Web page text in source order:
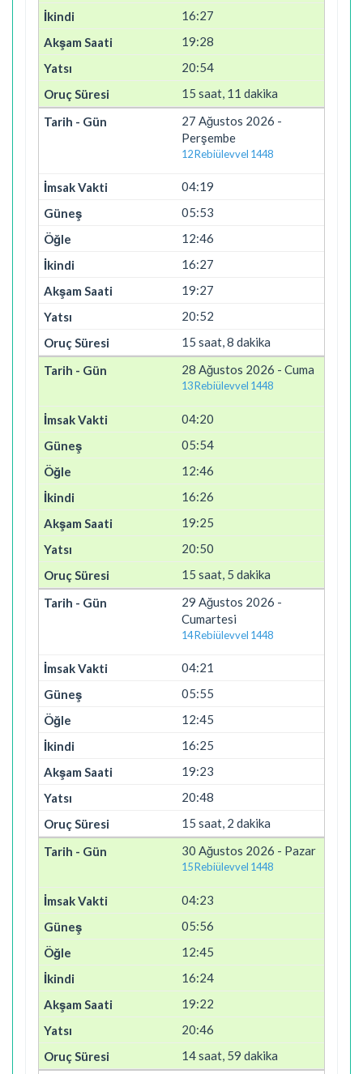
16:27
19:28
20:54
15 saat, 11 dakika
27 Ağustos 2026 -
Perşembe
12 Rebiülevvel 1448
04:19
05:53
12:46
16:27
19:27
20:52
15 saat, 8 dakika
28 Ağustos 2026 - Cuma
13 Rebiülevvel 1448
04:20
05:54
12:46
16:26
19:25
20:50
15 saat, 5 dakika
29 Ağustos 2026 -
Cumartesi
14 Rebiülevvel 1448
04:21
05:55
12:45
16:25
19:23
20:48
15 saat, 2 dakika
30 Ağustos 2026 - Pazar
15 Rebiülevvel 1448
04:23
05:56
12:45
16:24
19:22
20:46
14 saat, 59 dakika